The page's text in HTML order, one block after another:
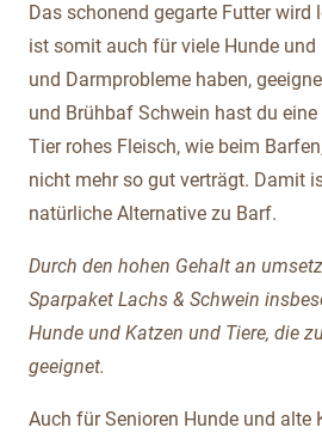
Das schonend gegarte Futter wird
ist somit auch für viele Hunde und
und Darmprobleme haben,
und Brühbaf Schwein hast du
Tier rohes Fleisch, wie beim
nicht mehr so gut verträgt. Damit
natürliche Alternative zu Barf.
Durch den hohen Gehalt an
Sparpaket Lachs & Schwein
Hunde und Katzen und Tiere, die
geeignet.
Auch für Senioren Hunde und alte